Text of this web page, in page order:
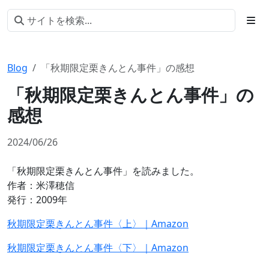
Blog 「秋期限定栗きんとん事件」の感想
「秋期限定栗きんとん事件」の
感想
2024/06/26
「秋期限定栗きんとん事件」を読みました。
作者：米澤穂信
発行：2009年
秋期限定栗きんとん事件〈上〉｜Amazon
秋期限定栗きんとん事件〈下〉｜Amazon